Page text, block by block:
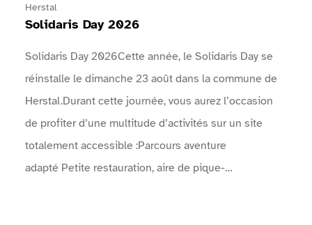
Herstal
Solidaris Day 2026
Solidaris Day 2026Cette année, le Solidaris Day se
réinstalle le dimanche 23 août dans la commune de
Herstal.Durant cette journée, vous aurez l’occasion
de profiter d’une multitude d’activités sur un site
totalement accessible :Parcours aventure
adapté Petite restauration, aire de pique-